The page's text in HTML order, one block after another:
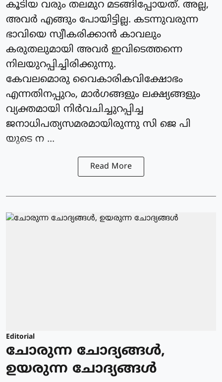
കൂടിയ വരും തലമുറ മടങ്ങിപ്പോയത്. അല്ല,
അവർ എങ്ങും പോയിട്ടില്ല. കടന്നുവരുന്ന
ഭാവിയെ സ്വീകരിക്കാൻ കാവലും
കരുതലുമായി അവർ ഇവിടെത്തന്നെ
നിലയുറപ്പിച്ചിരിക്കുന്നു.
കേവലമൊരു വൈകാരികവിക്ഷോഭം
എന്നതിനപ്പുറം, മാർഗങ്ങളും ലക്ഷ്യങ്ങളും
വ്യക്തമായി നിർവചിച്ചുറപ്പിച്ച
ജനാധിപത്യസമരമായിരുന്നു സി ജെ പി
യുടെ ന ...
Read More
Editorial
ചോരുന്ന ചോദ്യങ്ങൾ,
ഉയരുന്ന ചോദ്യങ്ങൾ